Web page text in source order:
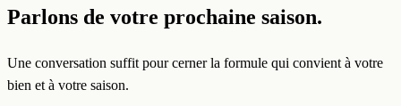
Parlons de votre prochaine saison.
Une conversation suffit pour cerner la formule qui convient à votre
bien et à votre saison.